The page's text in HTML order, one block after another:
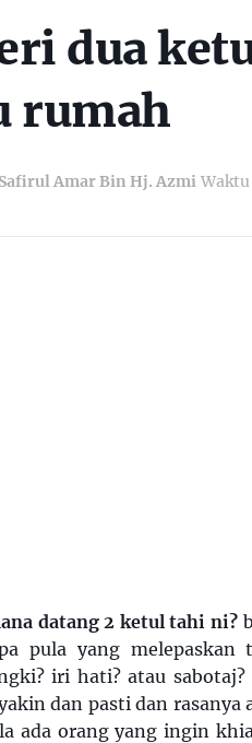
dua
rumah
Safirul Amar Bin Hj. Azmi Waktu
datang 2 ketul tahi ni?
pula yang
iri hati? atau
dan pasti dan rasanya
ada orang yang ingin